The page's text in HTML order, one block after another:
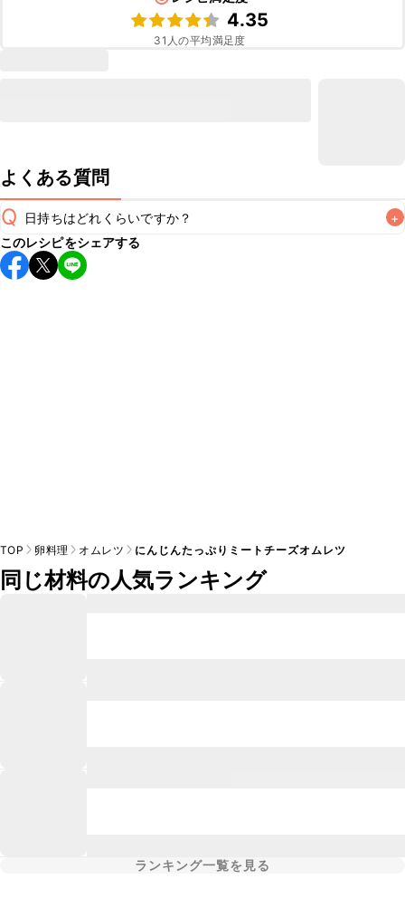
4.35
31 人の平均満足度
よくある質問
Q 日持ちはどれくらいですか？ +
保存期間は冷蔵で翌日中が目安です。なるべくお早めにお召
し上がりください。
このレシピをシェアする
TOP 卵料理 オムレツ にんじんたっぷりミートチーズオムレツ
同じ材料の人気ランキング
ランキング一覧を見る